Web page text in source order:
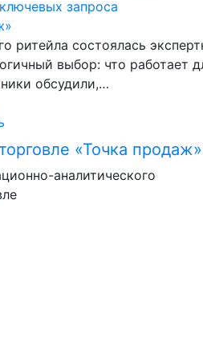
запроса
ритейла состоялась
выбор: что работает
обсудили,…
аналитического